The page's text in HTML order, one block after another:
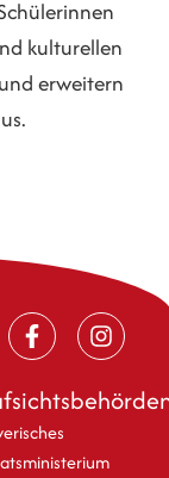
kulturellen
erweitern